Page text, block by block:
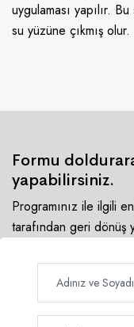
uygulaması yapılır.
su yüzüne çıkmış olur.
Formu
yapabilirsiniz.
Programınız ile ilgili
tarafından geri dönüş